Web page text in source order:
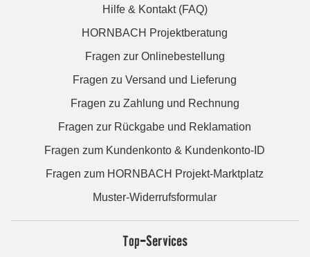
Hilfe & Kontakt (FAQ)
HORNBACH Projektberatung
Fragen zur Onlinebestellung
Fragen zu Versand und Lieferung
Fragen zu Zahlung und Rechnung
Fragen zur Rückgabe und Reklamation
Fragen zum Kundenkonto & Kundenkonto-ID
Fragen zum HORNBACH Projekt-Marktplatz
Muster-Widerrufsformular
Top-Services